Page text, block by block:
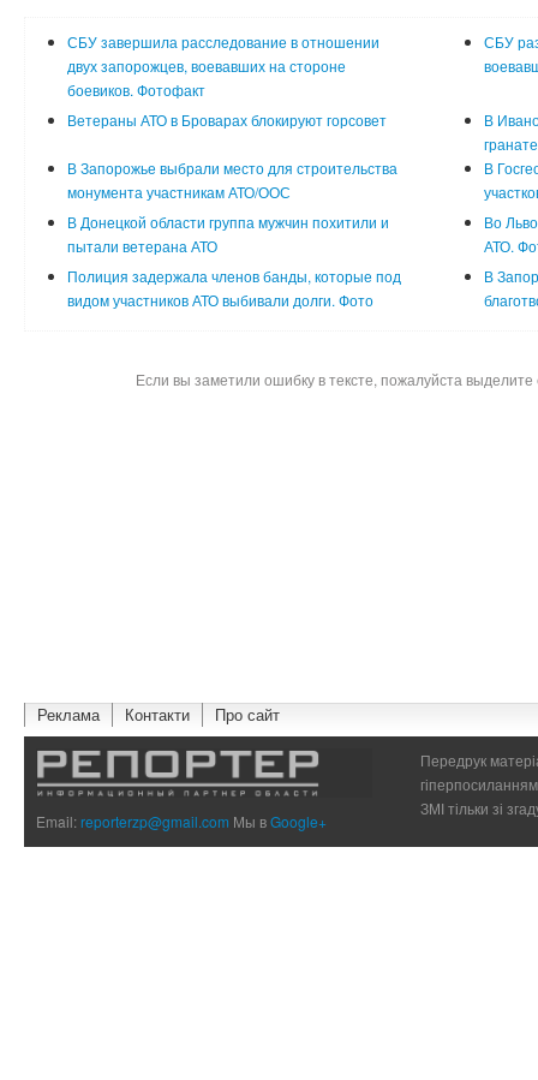
СБУ завершила расследование в отношении
двух запорожцев, воевавших на стороне
боевиков. Фотофакт
СБУ
Ветераны АТО в Броварах блокируют горсовет
В
В Запорожье выбрали место для строительства
монумента участникам АТО/ООС
В
В Донецкой области группа мужчин похитили и
пытали ветерана АТО
Во
АТО.
Полиция задержала членов банды, которые под
видом участников АТО выбивали долги. Фото
В
Если вы заметили ошибку в тексте, пожалуйста
Реклама Контакти Про сайт
Email:reporterzp@gmail.com Мы вGoogle+
Передрук
ЗМІ тільки зі